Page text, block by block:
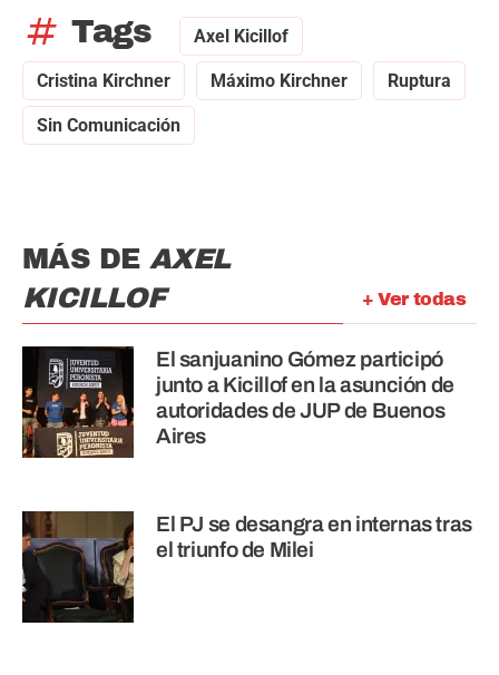
tag Tags Axel Kicillof
Cristina Kirchner Máximo Kirchner Ruptura
Sin Comunicación
+ Ver todas
MÁS DE AXEL
KICILLOF
El sanjuanino Gómez participó
junto a Kicillof en la asunción de
autoridades de JUP de Buenos
Aires
El PJ se desangra en internas tras
el triunfo de Milei